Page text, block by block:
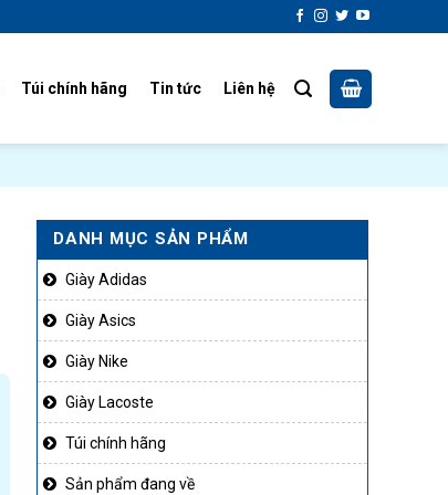
Túi chính hãng Tin tức Liên hệ
DANH MỤC SẢN PHẨM
Giày Adidas
Giày Asics
Giày Nike
Giày Lacoste
Túi chính hãng
Sản phẩm đang về